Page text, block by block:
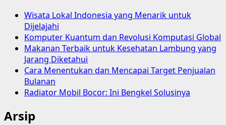
Wisata Lokal Indonesia yang Menarik untuk
Dijelajahi
Komputer Kuantum dan Revolusi Komputasi Global
Makanan Terbaik untuk Kesehatan Lambung yang
Jarang Diketahui
Cara Menentukan dan Mencapai Target Penjualan
Bulanan
Radiator Mobil Bocor: Ini Bengkel Solusinya
Arsip